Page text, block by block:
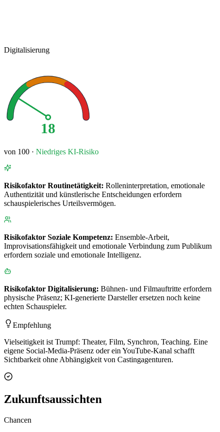
Digitalisierung
18
von 100 · Niedriges KI-Risiko
Risikofaktor Routinetätigkeit: Rolleninterpretation, emotionale
Authentizität und künstlerische Entscheidungen erfordern
schauspielerisches Urteilsvermögen.
Risikofaktor Soziale Kompetenz: Ensemble-Arbeit,
Improvisationsfähigkeit und emotionale Verbindung zum Publikum
erfordern soziale und emotionale Intelligenz.
Risikofaktor Digitalisierung: Bühnen- und Filmauftritte erfordern
physische Präsenz; KI-generierte Darsteller ersetzen noch keine
echten Schauspieler.
Empfehlung
Vielseitigkeit ist Trumpf: Theater, Film, Synchron, Teaching. Eine
eigene Social-Media-Präsenz oder ein YouTube-Kanal schafft
Sichtbarkeit ohne Abhängigkeit von Castingagenturen.
Zukunftsaussichten
Chancen